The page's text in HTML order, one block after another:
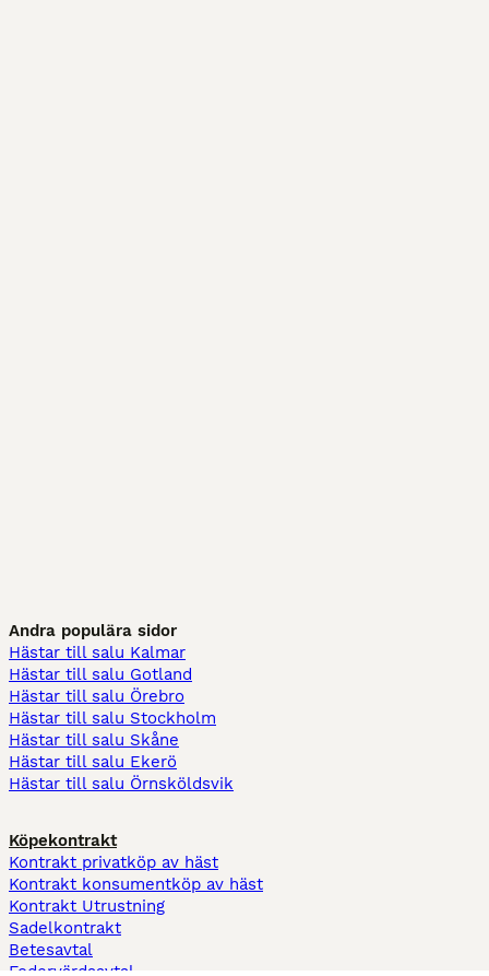
Andra populära sidor
Hästar till salu Kalmar
Hästar till salu Gotland
Hästar till salu Örebro
Hästar till salu Stockholm
Hästar till salu Skåne
Hästar till salu Ekerö
Hästar till salu Örnsköldsvik
Köpekontrakt
Kontrakt privatköp av häst
Kontrakt konsumentköp av häst
Kontrakt Utrustning
Sadelkontrakt
Betesavtal
Fodervärdsavtal